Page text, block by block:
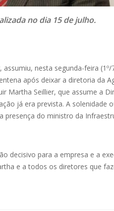
no dia 15 de julho.
nesta segunda-feira (1º/
após deixar a diretoria da
Martha Seillier, que assume a
já era prevista. A solenidade
presença do ministro da
decisivo para a empresa e a
e a todos os diretores que